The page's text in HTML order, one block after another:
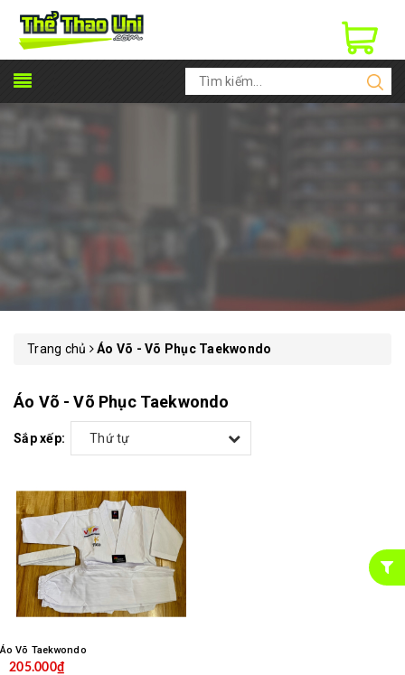
Trang chủ Áo Võ - Võ Phục Taekwondo
Áo Võ - Võ Phục Taekwondo
Sắp xếp: Thứ tự
Áo Võ Taekwondo
205.000₫